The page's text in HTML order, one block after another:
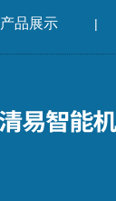
产品展示 |